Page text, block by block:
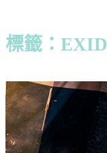
標籤：EXID